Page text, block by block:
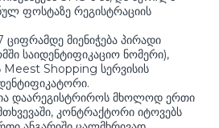
ფოსტაზე რეგისტრაციის
მიენიჭება პირადი
საიდენტიფიკაციო ნომერი),
Meest Shopping სერვისის
დაარეგისტრიროს მხოლოდ ერთი
კონტრაქტორი იტოვებს